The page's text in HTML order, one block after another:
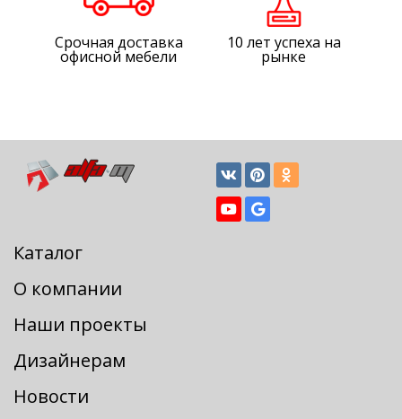
Срочная доставка
офисной мебели
10 лет успеха на
рынке
Каталог
О компании
Наши проекты
Дизайнерам
Новости